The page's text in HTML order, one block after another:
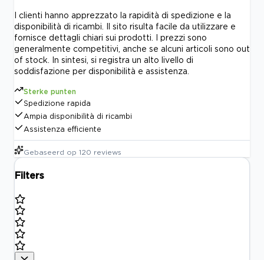
I clienti hanno apprezzato la rapidità di spedizione e la
disponibilità di ricambi. Il sito risulta facile da utilizzare e
fornisce dettagli chiari sui prodotti. I prezzi sono
generalmente competitivi, anche se alcuni articoli sono out
of stock. In sintesi, si registra un alto livello di
soddisfazione per disponibilità e assistenza.
Sterke punten
Spedizione rapida
Ampia disponibilità di ricambi
Assistenza efficiente
Gebaseerd op 120 reviews
Filters